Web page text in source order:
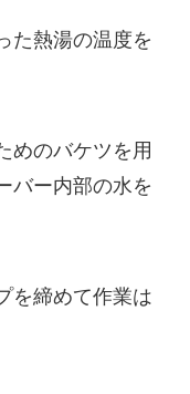
た熱湯の温度を
めのバケツを用
バー内部の水を
を締めて作業は